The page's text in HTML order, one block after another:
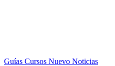
Guías Cursos Nuevo Noticias